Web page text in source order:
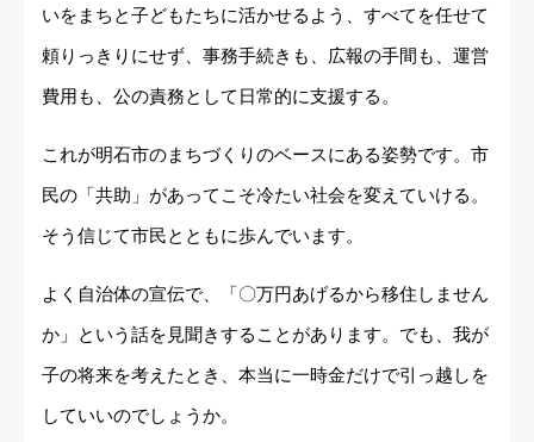
いをまちと子どもたちに活かせるよう、すべてを任せて
頼りっきりにせず、事務手続きも、広報の手間も、運営
費用も、公の責務として日常的に支援する。
これが明石市のまちづくりのベースにある姿勢です。市
民の「共助」があってこそ冷たい社会を変えていける。
そう信じて市民とともに歩んでいます。
よく自治体の宣伝で、「〇万円あげるから移住しません
か」という話を見聞きすることがあります。でも、我が
子の将来を考えたとき、本当に一時金だけで引っ越しを
していいのでしょうか。